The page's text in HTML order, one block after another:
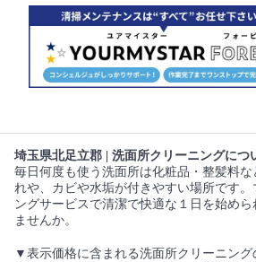
埼玉県北足立郡 | 洗面所クリーニングにつ
毎日何度も使う洗面所は化粧品・整髪料
れや、カビや水垢が付きやすい場所です
ングサービスで清潔で快適な１日を始め
ませんか。
▼表示価格に含まれる洗面所クリーニング